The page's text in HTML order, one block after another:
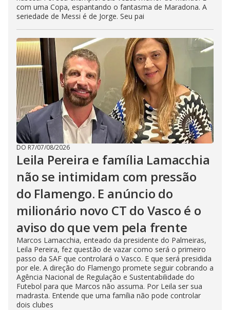
com uma Copa, espantando o fantasma de Maradona. A
seriedade de Messi é de Jorge. Seu pai
DO R7/07/08/2026
Leila Pereira e família Lamacchia
não se intimidam com pressão
do Flamengo. E anúncio do
milionário novo CT do Vasco é o
aviso do que vem pela frente
Marcos Lamacchia, enteado da presidente do Palmeiras,
Leila Pereira, fez questão de vazar como será o primeiro
passo da SAF que controlará o Vasco. E que será presidida
por ele. A direção do Flamengo promete seguir cobrando a
Agência Nacional de Regulação e Sustentabilidade do
Futebol para que Marcos não assuma. Por Leila ser sua
madrasta. Entende que uma família não pode controlar
dois clubes